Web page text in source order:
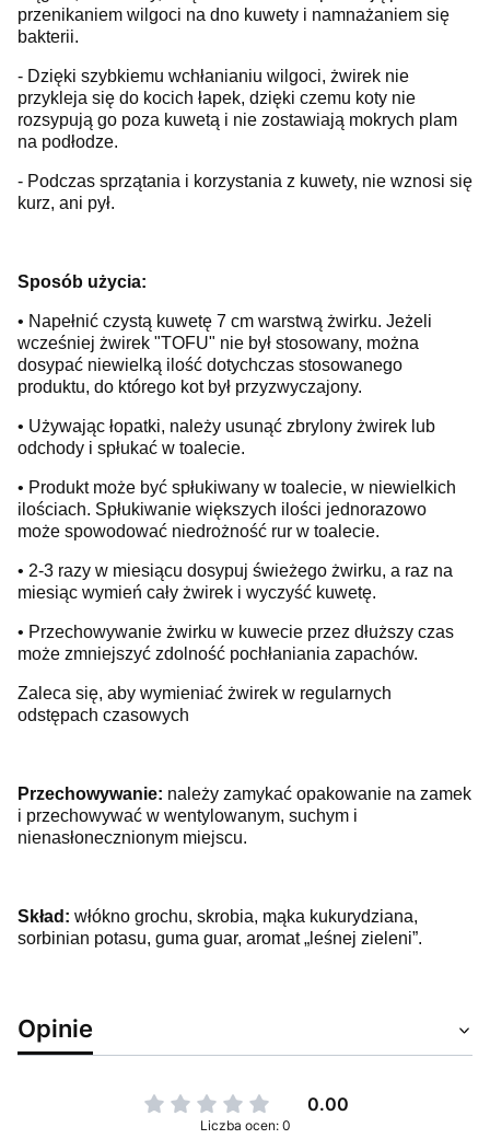
przenikaniem wilgoci na dno kuwety i namnażaniem się
bakterii.
- Dzięki szybkiemu wchłanianiu wilgoci, żwirek nie
przykleja się do kocich łapek, dzięki czemu koty nie
rozsypują go poza kuwetą i nie zostawiają mokrych plam
na podłodze.
- Podczas sprzątania i korzystania z kuwety, nie wznosi się
kurz, ani pył.
Sposób użycia:
• Napełnić czystą kuwetę 7 cm warstwą żwirku. Jeżeli
wcześniej żwirek "TOFU" nie był stosowany, można
dosypać niewielką ilość dotychczas stosowanego
produktu, do którego kot był przyzwyczajony.
• Używając łopatki, należy usunąć zbrylony żwirek lub
odchody i spłukać w toalecie.
• Produkt może być spłukiwany w toalecie, w niewielkich
ilościach. Spłukiwanie większych ilości jednorazowo
może spowodować niedrożność rur w toalecie.
• 2-3 razy w miesiącu dosypuj świeżego żwirku, a raz na
miesiąc wymień cały żwirek i wyczyść kuwetę.
• Przechowywanie żwirku w kuwecie przez dłuższy czas
może zmniejszyć zdolność pochłaniania zapachów.
Zaleca się, aby wymieniać żwirek w regularnych
odstępach czasowych
Przechowywanie: należy zamykać opakowanie na zamek
i przechowywać w wentylowanym, suchym i
nienasłonecznionym miejscu.
Skład: włókno grochu, skrobia, mąka kukurydziana,
sorbinian potasu, guma guar, aromat „leśnej zieleni”.
Opinie
0.00
Liczba ocen: 0